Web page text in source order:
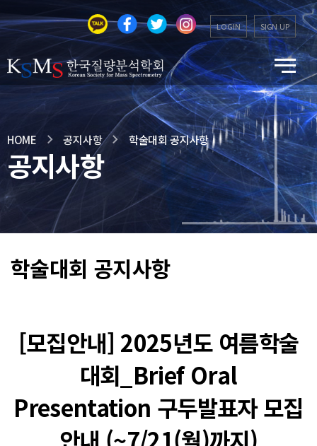
LOGIN SIGN UP
HOME 공지사항 학술대회 공지사항
공지사항
학술대회 공지사항
[모집안내] 2025년도 여름학술
대회_Brief Oral
Presentation 구두발표자 모집